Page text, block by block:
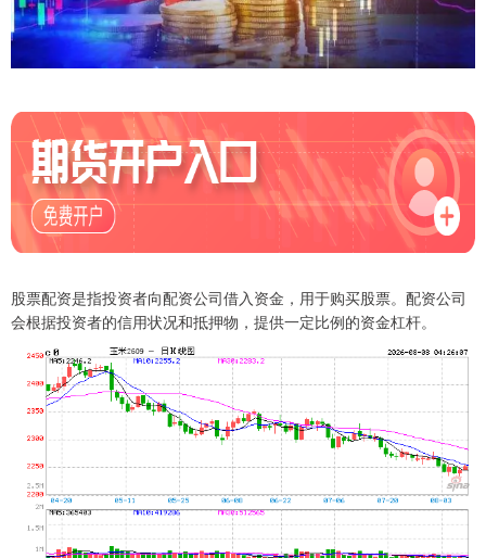
股票配资是指投资者向配资公司借入资金，用于购买股票。配资公司
会根据投资者的信用状况和抵押物，提供一定比例的资金杠杆。